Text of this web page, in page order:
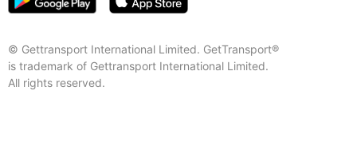
© Gettransport International Limited. GetTransport®
is trademark of Gettransport International Limited.
All rights reserved.